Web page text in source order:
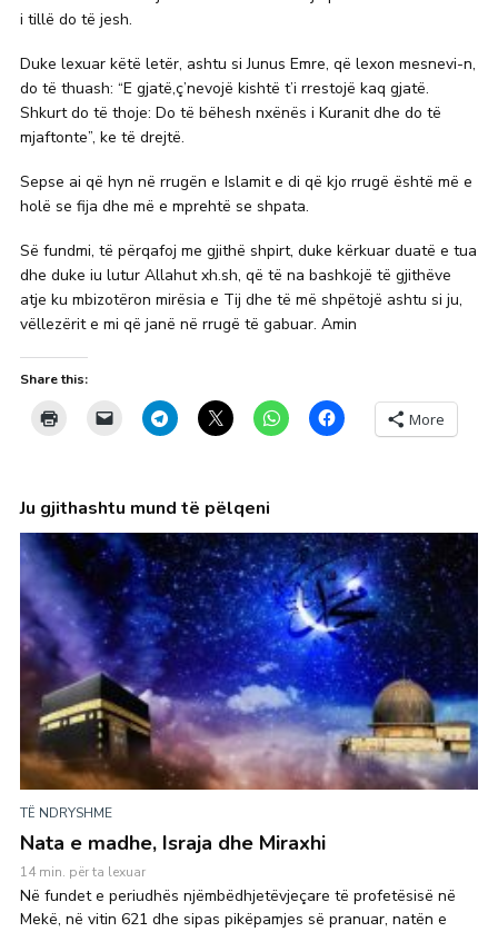
i tillë do të jesh.
Duke lexuar këtë letër, ashtu si Junus Emre, që lexon mesnevi-n,
do të thuash: “E gjatë,ç’nevojë kishtë t’i rrestojë kaq gjatë.
Shkurt do të thoje: Do të bëhesh nxënës i Kuranit dhe do të
mjaftonte”, ke të drejtë.
Sepse ai që hyn në rrugën e Islamit e di që kjo rrugë është më e
holë se fija dhe më e mprehtë se shpata.
Së fundmi, të përqafoj me gjithë shpirt, duke kërkuar duatë e tua
dhe duke iu lutur Allahut xh.sh, që të na bashkojë të gjithëve
atje ku mbizotëron mirësia e Tij dhe të më shpëtojë ashtu si ju,
vëllezërit e mi që janë në rrugë të gabuar. Amin
Share this:
More
Ju gjithashtu mund të pëlqeni
TË NDRYSHME
Nata e madhe, Israja dhe Miraxhi
14 min. për ta lexuar
Në fundet e periudhës njëmbëdhjetëvjeçare të profetësisë në
Mekë, në vitin 621 dhe sipas pikëpamjes së pranuar, natën e